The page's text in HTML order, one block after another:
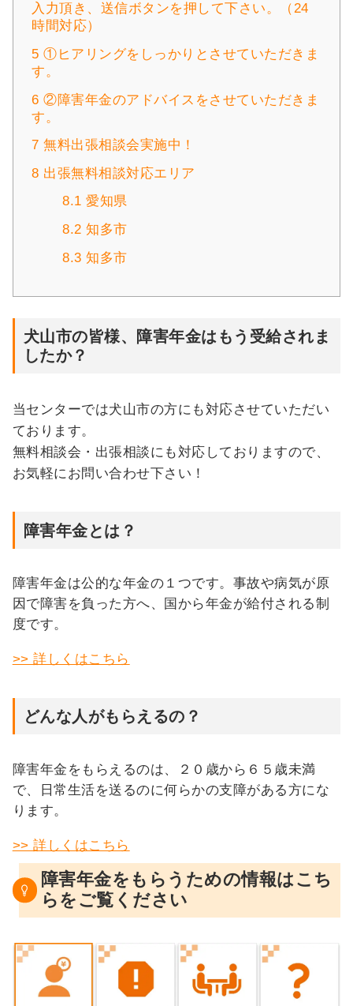
入力頂き、送信ボタンを押して下さい。（24
時間対応）
5 ①ヒアリングをしっかりとさせていただきま
す。
6 ②障害年金のアドバイスをさせていただきま
す。
7 無料出張相談会実施中！
8 出張無料相談対応エリア
8.1 愛知県
8.2 知多市
8.3 知多市
犬山市の皆様、障害年金はもう受給されま
したか？
当センターでは犬山市の方にも対応させていただい
ております。
無料相談会・出張相談にも対応しておりますので、
お気軽にお問い合わせ下さい！
障害年金とは？
障害年金は公的な年金の１つです。事故や病気が原
因で障害を負った方へ、国から年金が給付される制
度です。
>> 詳しくはこちら
どんな人がもらえるの？
障害年金をもらえるのは、２０歳から６５歳未満
で、日常生活を送るのに何らかの支障がある方にな
ります。
>> 詳しくはこちら
障害年金をもらうための情報はこち
らをご覧ください